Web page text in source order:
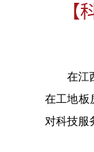
在江
在工地板
对科技服